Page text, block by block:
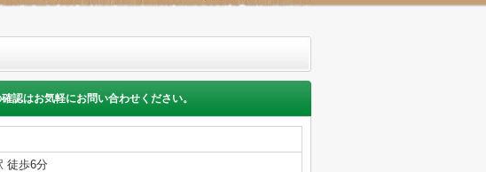
認はお気軽にお問い合わせください。
徒歩6分